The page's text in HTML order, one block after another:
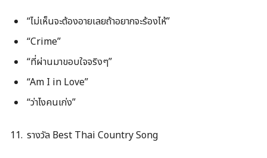
“ไม่เห็นจะต้องอายเลยถ้าอยากจะร้องไห้”
“Crime”
“ที่ผ่านมาขอบใจจริงๆ”
“Am I in Love”
“ว่าไงคนเก่ง”
รางวัล Best Thai Country Song